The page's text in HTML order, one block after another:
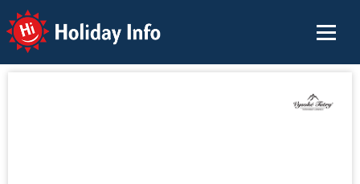
Holiday Info